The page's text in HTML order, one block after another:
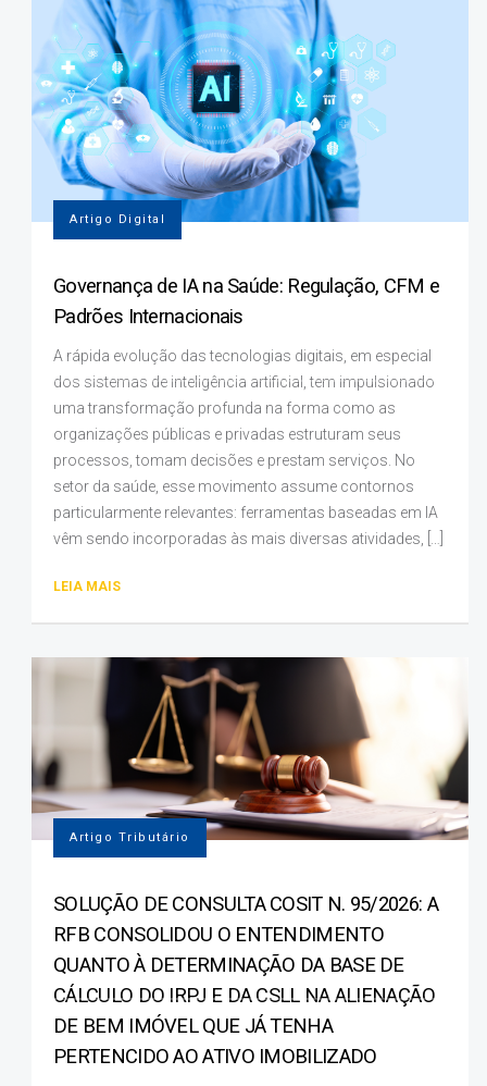
Artigo Digital
Governança de IA na Saúde: Regulação, CFM e
Padrões Internacionais
A rápida evolução das tecnologias digitais, em especial
dos sistemas de inteligência artificial, tem impulsionado
uma transformação profunda na forma como as
organizações públicas e privadas estruturam seus
processos, tomam decisões e prestam serviços. No
setor da saúde, esse movimento assume contornos
particularmente relevantes: ferramentas baseadas em IA
vêm sendo incorporadas às mais diversas atividades, […]
LEIA MAIS
Artigo Tributário
SOLUÇÃO DE CONSULTA COSIT N. 95/2026: A
RFB CONSOLIDOU O ENTENDIMENTO
QUANTO À DETERMINAÇÃO DA BASE DE
CÁLCULO DO IRPJ E DA CSLL NA ALIENAÇÃO
DE BEM IMÓVEL QUE JÁ TENHA
PERTENCIDO AO ATIVO IMOBILIZADO